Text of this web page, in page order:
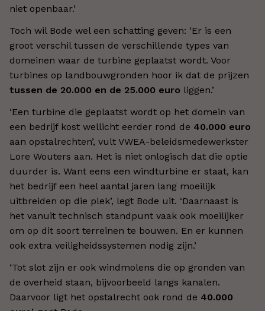
niet openbaar.’
Toch wil Bode wel een schatting geven: ‘Er is een
groot verschil tussen de verschillende types van
domeinen waar de turbine geplaatst wordt. Voor
turbines op landbouwgronden hoor ik dat de prijzen
tussen de 20.000 en de 25.000 euro liggen.’
‘Een turbine die geplaatst wordt op het domein van
een bedrijf kost wellicht eerder rond de 40.000 euro
aan opstalrechten’, vult VWEA-beleidsmedewerkster
Lore Wouters aan. Het is niet onlogisch dat die optie
duurder is. Want eens een windturbine er staat, kan
het bedrijf een heel aantal jaren lang moeilijk
uitbreiden op die plek’, legt Bode uit. ‘Daarnaast is
het vanuit technisch standpunt vaak ook moeilijker
om op dit soort terreinen te bouwen. En er kunnen
ook extra veiligheidssystemen nodig zijn.’
‘Tot slot zijn er ook windmolens die op gronden van
de overheid staan, bijvoorbeeld langs kanalen.
Daarvoor ligt het opstalrecht ook rond de 40.000